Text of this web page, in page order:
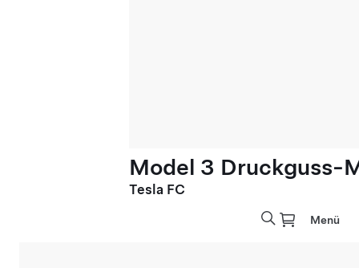
Model 3 Druckguss-
Tesla FC
Menü